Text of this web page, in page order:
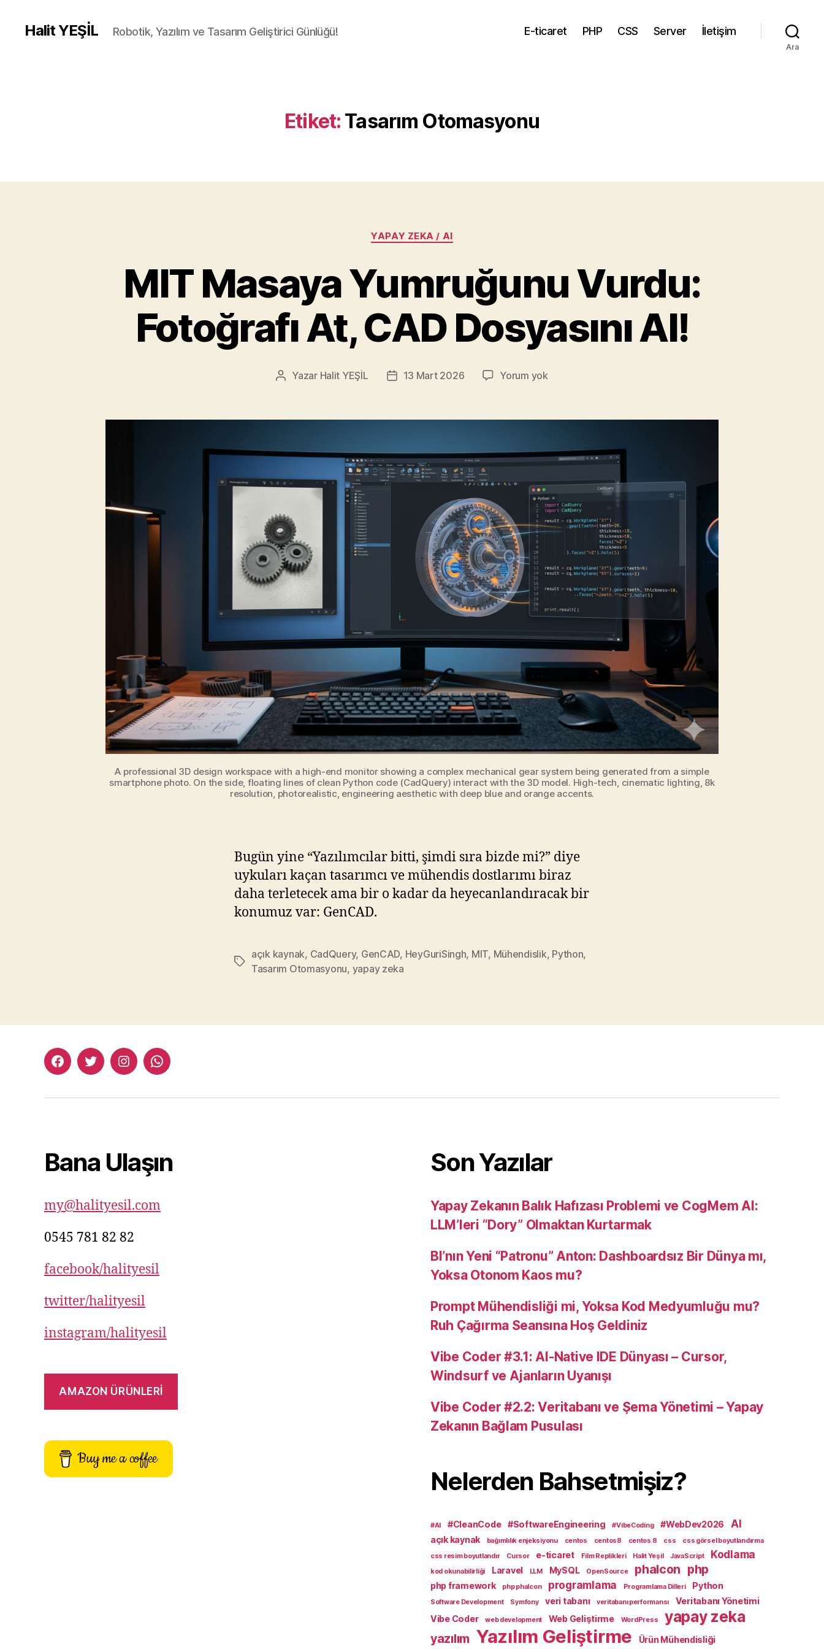
Halit YEŞİL Robotik, Yazılım ve Tasarım Geliştirici Günlüğü! E-ticaret PHP CSS Server İletişim
Ara
Etiket: Tasarım Otomasyonu
Kategoriler
YAPAY ZEKA / AI
MIT Masaya Yumruğunu Vurdu:
Fotoğrafı At, CAD Dosyasını Al!
Yazının
Yazar Halit YEŞİL
Yazı13 Mart 2026 Yorum yokMIT
Vurdu:
At,
CAD
Dosyasını
Al!
A professional 3D design workspace with a high-end monitor showing a complex mechanical gear system being generated from a simple
smartphone photo. On the side, floating lines of clean Python code (CadQuery) interact with the 3D model. High-tech, cinematic lighting, 8k
resolution, photorealistic, engineering aesthetic with deep blue and orange accents.
Bugün yine “Yazılımcılar bitti, şimdi sıra bizde mi?” diye
uykuları kaçan tasarımcı ve mühendis dostlarımı biraz
daha terletecek ama bir o kadar da heyecanlandıracak bir
konumuz var: GenCAD.
Etiketler
açık kaynak, CadQuery, GenCAD, HeyGuriSingh, MIT, Mühendislik, Python,
Tasarım Otomasyonu, yapay zeka
facebook:halityesil
twitter:halityesil
instagram:halityesil
whatsapp:0545
82
Bana Ulaşın
my@halityesil.com
0545 781 82 82
facebook/halityesil
twitter/halityesil
instagram/halityesil
AMAZON ÜRÜNLERİ
Buy me a coffee
Son Yazılar
Yapay Zekanın Balık Hafızası Problemi ve CogMem AI:
LLM’leri “Dory” Olmaktan Kurtarmak
BI’nın Yeni “Patronu” Anton: Dashboardsız Bir Dünya mı,
Yoksa Otonom Kaos mu?
Prompt Mühendisliği mi, Yoksa Kod Medyumluğu mu?
Ruh Çağırma Seansına Hoş Geldiniz
Vibe Coder #3.1: AI-Native IDE Dünyası – Cursor,
Windsurf ve Ajanların Uyanışı
Vibe Coder #2.2: Veritabanı ve Şema Yönetimi – Yapay
Zekanın Bağlam Pusulası
Nelerden Bahsetmişiz?
#AI #CleanCode #SoftwareEngineering #VibeCoding #WebDev2026 AI
açık kaynak bağımlılık enjeksiyonu centos centos8 centos 8 css
css görsel boyutlandırma
css resim boyutlandır
Cursor e-ticaret Film Replikleri Halit Yeşil JavaScript Kodlama
kod okunabilirliği Laravel LLM MySQL OpenSource phalcon php
php framework php phalcon programlama Programlama Dilleri Python
Software Development Symfony veri tabanı veritabanı performansı
Veritabanı Yönetimi
Vibe Coder
web development Web Geliştirme WordPress yapay zeka
yazılım Yazılım Geliştirme Ürün Mühendisliği